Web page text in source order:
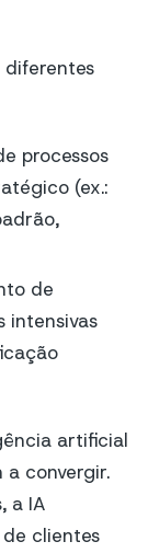
diferentes
processos
(ex.:
de
intensivas
artificial
convergir.
a IA
clientes